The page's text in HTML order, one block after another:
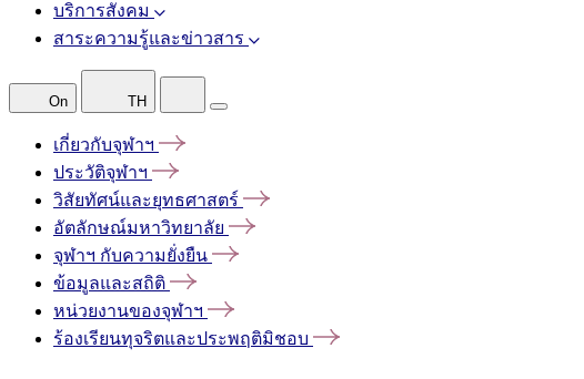
บริการสังคม
สาระความรู้และข่าวสาร
On TH
เกี่ยวกับจุฬาฯ
ประวัติจุฬาฯ
วิสัยทัศน์และยุทธศาสตร์
อัตลักษณ์มหาวิทยาลัย
จุฬาฯ กับความยั่งยืน
ข้อมูลและสถิติ
หน่วยงานของจุฬาฯ
ร้องเรียนทุจริตและประพฤติมิชอบ